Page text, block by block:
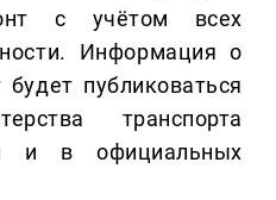
с учётом всех
Информация о
публиковаться
транспорта
и в официальных